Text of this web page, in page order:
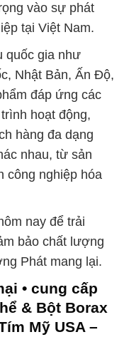
vào sự phát
tại Việt Nam.
quốc gia như
Nhật Bản, Ấn Độ,
đáp ứng các
hoạt động,
hàng đa dạng
nhau, từ sản
công nghiệp hóa
nay để trải
bảo chất lượng
Phát mang lại.
• cung cấp
& Bột Borax
Mỹ USA –